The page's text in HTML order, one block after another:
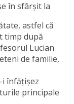
în sfârşit la
astfel că
timp după
Lucian
de familie,
i înfăţişez
principale